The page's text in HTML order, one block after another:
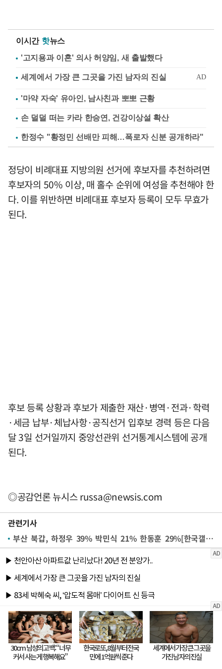
이시간 핫뉴스
'고지용과 이혼' 의사 허양임, 새 출발했다
'마약 자숙' 유아인, 남사친과 뽀뽀 근황
손 덜덜 떠는 카라 한승연, 건강이상설 확산
한정수 "황정민 선배만 피해…폭로자 신분 공개하라"
정당이 비례대표 지방의원 선거에 후보자를 추천하려면
후보자의 50% 이상, 매 홀수 순위에 여성을 추천해야 한
다. 이를 위반하면 비례대표 후보자 등록이 모두 무효가
된다.
후보 등록 상황과 후보가 제출한 재산·병역·전과·학력
·세금 납부·체납사항·공직선거 입후보 경력 등은 다음
달 3일 선거일까지 중앙선관위 선거통계시스템에 공개
된다.
◎공감언론 뉴시스russa@newsis.com
관련기사
부산 북갑, 하정우 39% 박민식 21% 한동훈 29%[한국갤럽]